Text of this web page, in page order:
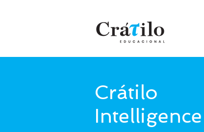
Crátilo
Intelligence